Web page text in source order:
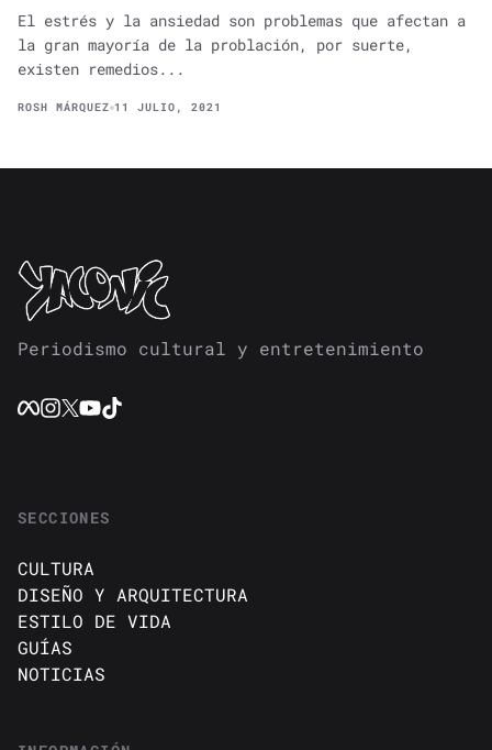
El estrés y la ansiedad son problemas que afectan a
la gran mayoría de la problación, por suerte,
existen remedios...
ROSH MÁRQUEZ 11 JULIO, 2021
Periodismo cultural y entretenimiento
SECCIONES
CULTURA
DISEÑO Y ARQUITECTURA
ESTILO DE VIDA
GUÍAS
NOTICIAS